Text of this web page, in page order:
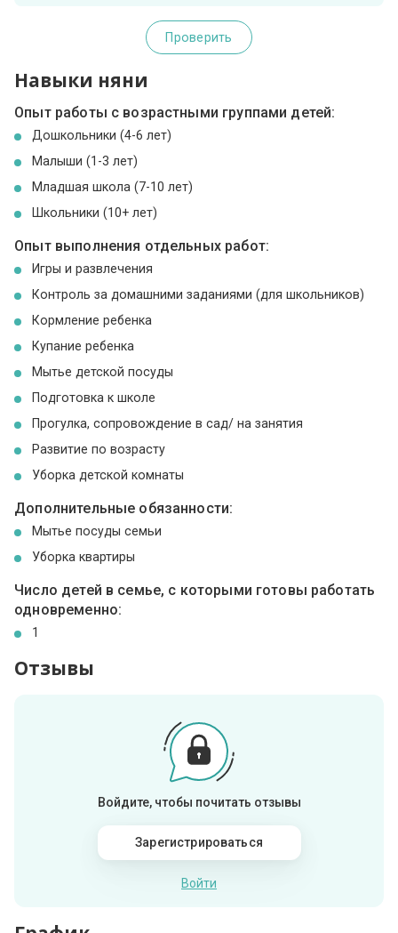
Проверить
Навыки няни
Опыт работы с возрастными группами детей:
Дошкольники (4-6 лет)
Малыши (1-3 лет)
Младшая школа (7-10 лет)
Школьники (10+ лет)
Опыт выполнения отдельных работ:
Игры и развлечения
Контроль за домашними заданиями (для школьников)
Кормление ребенка
Купание ребенка
Мытье детской посуды
Подготовка к школе
Прогулка, сопровождение в сад/ на занятия
Развитие по возрасту
Уборка детской комнаты
Дополнительные обязанности:
Мытье посуды семьи
Уборка квартиры
Число детей в семье, с которыми готовы работать
одновременно:
1
Отзывы
Войдите, чтобы почитать отзывы
Зарегистрироваться
Войти